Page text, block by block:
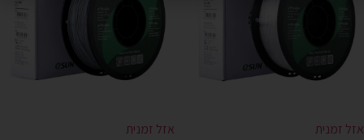
אזל זמנית
אזל זמנית